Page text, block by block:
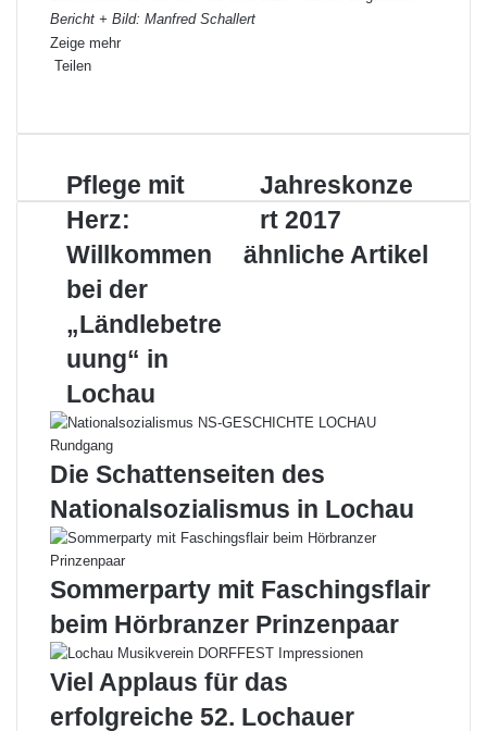
Bericht + Bild: Manfred Schallert
Zeige mehr
Teilen
c
o
n
e
d
n
n
e
r
e
s
a
s
A
p
p
i
e
p
e
r
-
M
a
i
u
k
e
n
P
f
l
e
e
i
t
H
e
r
z
:
l
l
k
m
m
e
b
Pflege mit
Herz:
Willkommen
bei der
„Ländlebetre
uung“ in
Lochau
J
a
h
r
r
2
1
7
Jahreskonze
rt 2017
ähnliche Artikel
Die Schattenseiten des
Nationalsozialismus in Lochau
Sommerparty mit Faschingsflair
beim Hörbranzer Prinzenpaar
Viel Applaus für das
erfolgreiche 52. Lochauer